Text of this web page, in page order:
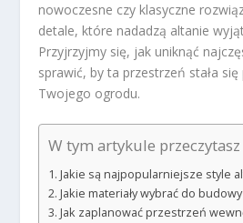
nowoczesne czy klasyczne
detale, które nadadzą altanie
Przyjrzyjmy się, jak uniknąć
sprawić, by ta przestrzeń stała
Twojego ogrodu.
W tym artykule przeczytasz
Jakie są najpopularniejsze style
Jakie materiały wybrać do
Jak zaplanować przestrzeń